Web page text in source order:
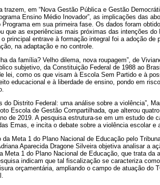
trazem, em “Nova Gestão Pública e Gestão
Ensino Médio Inovador”, as implicações das
em sua primeira fase. Os dados foram
que as experiências mais próximas das intenções
principal entrave à formação integral foi a adoção de
na adaptação e no controle.
da família? Velho dilema, nova roupagem”, de
subjetivo, da Constituição Federal de 1988 ao
lei, como os que visam à Escola Sem Partido e à
educacional e à liberdade de ensino, pondo em
do Distrito Federal: uma análise sobre a violência”,
Escola de Gestão Compartilhada, que alterou
de 2019. A pesquisa estrutura-se em um estudo de
Emas, e incita o debate sobre a violência escolar
Meta 1 do Plano Nacional de Educação pelo
Aparecida Dragone Silveira objetiva analisar a
Meta 1 do Plano Nacional de Educação, que trata da
indicam que tal fiscalização se caracteriza
orçamentária, ampliando o campo de atuação do